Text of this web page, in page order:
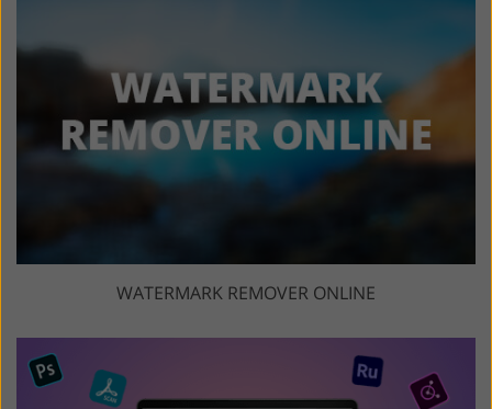
WATERMARK REMOVER ONLINE